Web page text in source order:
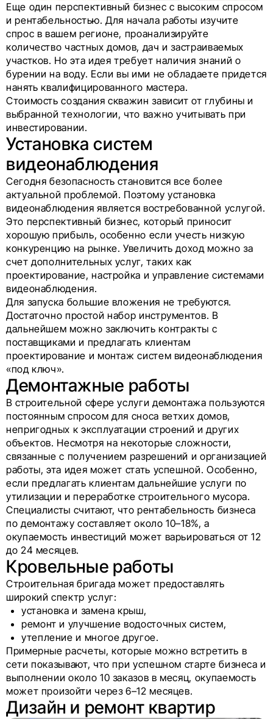
Еще один перспективный бизнес с высоким спросом
и рентабельностью. Для начала работы изучите
спрос в вашем регионе, проанализируйте
количество частных домов, дач и застраиваемых
участков. Но эта идея требует наличия знаний о
бурении на воду. Если вы ими не обладаете придется
нанять квалифицированного мастера.
Стоимость создания скважин зависит от глубины и
выбранной технологии, что важно учитывать при
инвестировании.
Установка систем
видеонаблюдения
Сегодня безопасность становится все более
актуальной проблемой. Поэтому установка
видеонаблюдения является востребованной услугой.
Это перспективный бизнес, который приносит
хорошую прибыль, особенно если учесть низкую
конкуренцию на рынке. Увеличить доход можно за
счет дополнительных услуг, таких как
проектирование, настройка и управление системами
видеонаблюдения.
Для запуска большие вложения не требуются.
Достаточно простой набор инструментов. В
дальнейшем можно заключить контракты с
поставщиками и предлагать клиентам
проектирование и монтаж систем видеонаблюдения
«под ключ».
Демонтажные работы
В строительной сфере услуги демонтажа пользуются
постоянным спросом для сноса ветхих домов,
непригодных к эксплуатации строений и других
объектов. Несмотря на некоторые сложности,
связанные с получением разрешений и организацией
работы, эта идея может стать успешной. Особенно,
если предлагать клиентам дальнейшие услуги по
утилизации и переработке строительного мусора.
Специалисты считают, что рентабельность бизнеса
по демонтажу составляет около 10–18%, а
окупаемость инвестиций может варьироваться от 12
до 24 месяцев.
Кровельные работы
Строительная бригада может предоставлять
широкий спектр услуг:
установка и замена крыш,
ремонт и улучшение водосточных систем,
утепление и многое другое.
Примерные расчеты, которые можно встретить в
сети показывают, что при успешном старте бизнеса и
выполнении около 10 заказов в месяц, окупаемость
может произойти через 6–12 месяцев.
Дизайн и ремонт квартир